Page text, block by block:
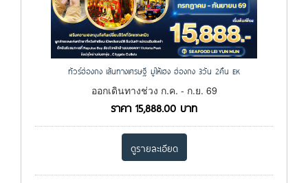
ทัวร์ฮ่องกง เส้นทางเศรษฐี มูให้เฮง ฮ่องกง 3วัน 2คืน EK
ออกเดินทางช่วง ก.ค. - ก.ย. 69
ราคา 15,888.00 บาท
ดูรายละเอียด